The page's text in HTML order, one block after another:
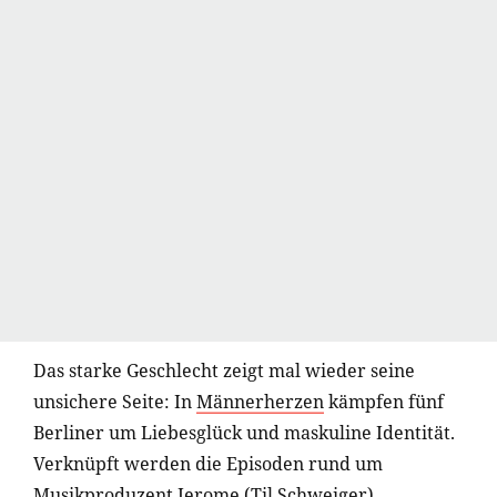
Das starke Geschlecht zeigt mal wieder seine
unsichere Seite: InMännerherzenkämpfen fünf
Berliner um Liebesglück und maskuline Identität.
Verknüpft werden die Episoden rund um